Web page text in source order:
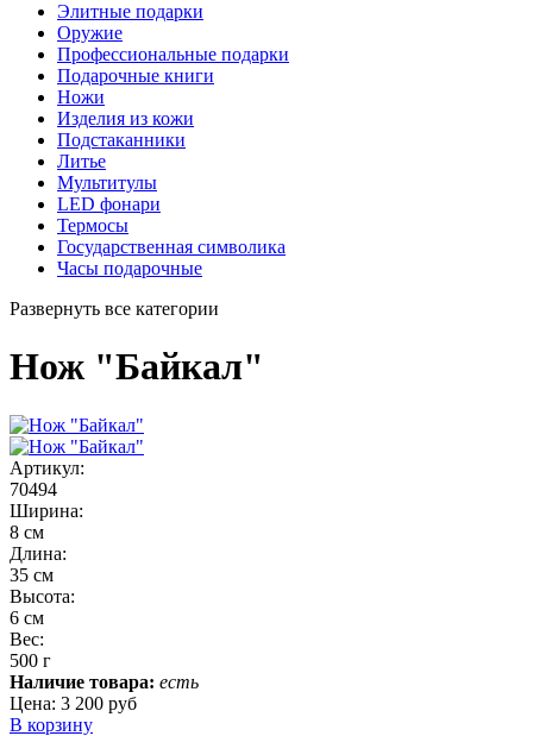
Элитные подарки
Оружие
Профессиональные подарки
Подарочные книги
Ножи
Изделия из кожи
Подстаканники
Литье
Мультитулы
LED фонари
Термосы
Государственная символика
Часы подарочные
Развернуть все категории
Нож "Байкал"
Артикул:
70494
Ширина:
8 см
Длина:
35 см
Высота:
6 см
Вес:
500 г
Наличие товара: есть
Цена: 3 200 руб
В корзину